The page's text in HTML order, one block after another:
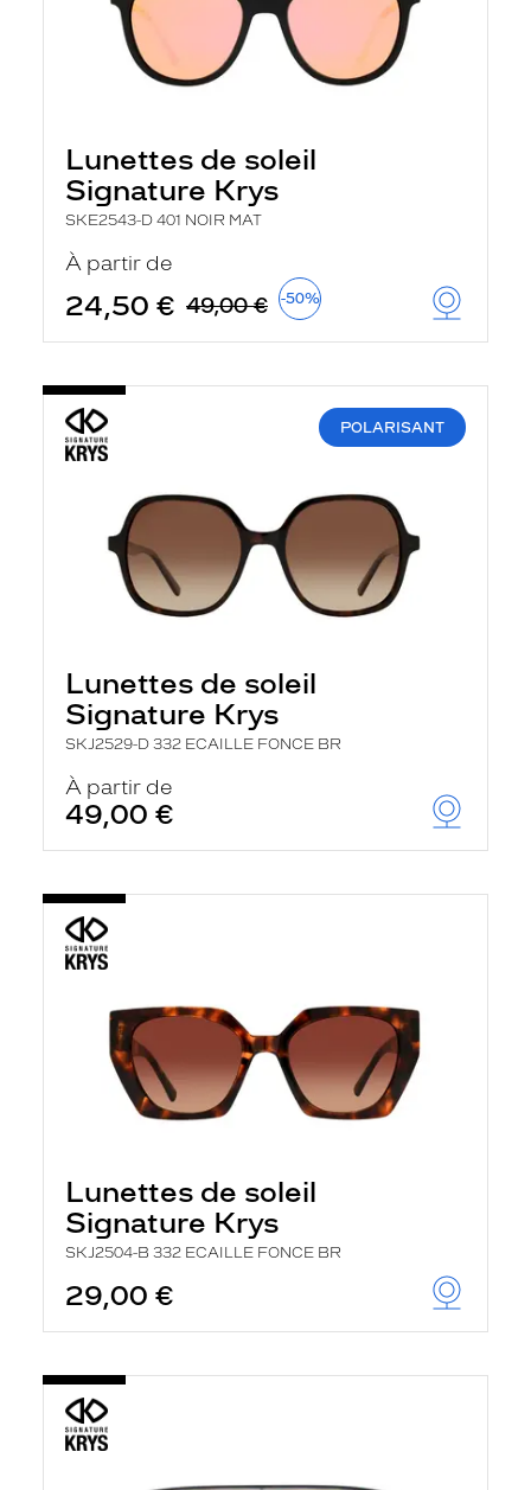
Lunettes de soleil
Signature Krys
SKE2543-D 401 NOIR MAT
À partir de
24,50 € 49,00 € -50%
POLARISANT
Lunettes de soleil
Signature Krys
SKJ2529-D 332 ECAILLE FONCE BR
À partir de
49,00 €
Lunettes de soleil
Signature Krys
SKJ2504-B 332 ECAILLE FONCE BR
29,00 €